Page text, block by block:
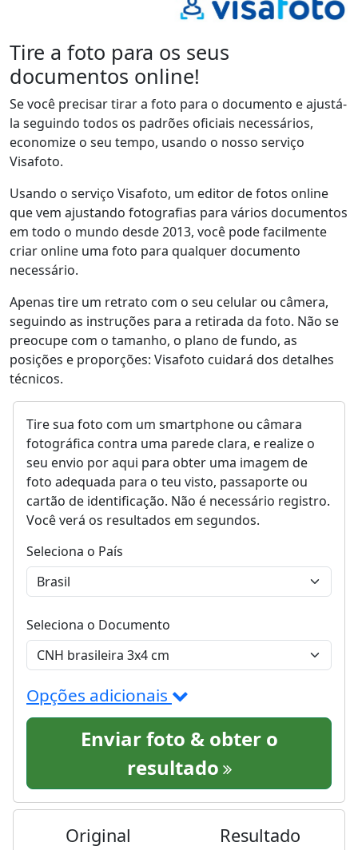
Tire a foto para os seus
documentos online!
Se você precisar tirar a foto para o documento e ajustá-
la seguindo todos os padrões oficiais necessários,
economize o seu tempo, usando o nosso serviço
Visafoto.
Usando o serviço Visafoto, um editor de fotos online
que vem ajustando fotografias para vários documentos
em todo o mundo desde 2013, você pode facilmente
criar online uma foto para qualquer documento
necessário.
Apenas tire um retrato com o seu celular ou câmera,
seguindo as instruções para a retirada da foto. Não se
preocupe com o tamanho, o plano de fundo, as
posições e proporções: Visafoto cuidará dos detalhes
técnicos.
Tire sua foto com um smartphone ou câmara
fotográfica contra uma parede clara, e realize o
seu envio por aqui para obter uma imagem de
foto adequada para o teu visto, passaporte ou
cartão de identificação. Não é necessário registro.
Você verá os resultados em segundos.
Seleciona o País
Seleciona o Documento
Opções adicionais
Enviar foto & obter o
resultado
Original Resultado